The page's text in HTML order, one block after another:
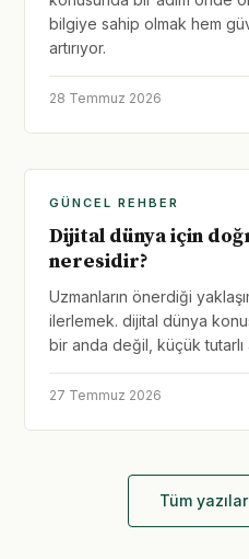
bilgiye sahip olmak hem
artırıyor.
28 Temmuz 2026
GÜNCEL REHBER
Dijital dünya için
neresidir?
Uzmanların önerdiği
ilerlemek. dijital dünya
bir anda değil, küçük tutarlı
27 Temmuz 2026
Tüm